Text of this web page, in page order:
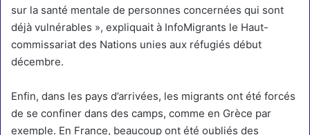
sur la santé mentale de personnes concernées qui sont
déjà vulnérables », expliquait à InfoMigrants le Haut-
commissariat des Nations unies aux réfugiés début
décembre.
Enfin, dans les pays d’arrivées, les migrants ont été forcés
de se confiner dans des camps, comme en Grèce par
exemple. En France, beaucoup ont été oubliés des